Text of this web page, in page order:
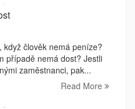
když člověk nemá peníze?
případě nemá dost? Jestli
zaměstnanci, pak...
Read More